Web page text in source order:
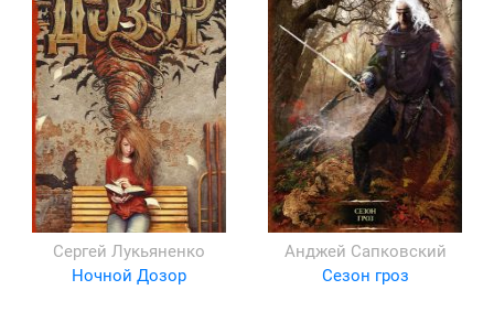
Сергей Лукьяненко
Ночной Дозор
Анджей Сапковский
Сезон гроз